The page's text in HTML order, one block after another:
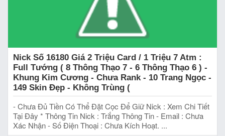
Nick Số 16180 Giá 2 Triệu Card / 1 Triệu 7 Atm :
Full Tướng ( 8 Thông Thạo 7 - 6 Thông Thạo 6 ) -
Khung Kim Cương - Chưa Rank - 10 Trang Ngọc -
149 Skin Đẹp - Không Trùng (
- Chưa Đủ Tiền Có Thể Đặt Cọc Để Giữ Nick : Xem Chi Tiết
Tại Đây * Thông Tin Nick : Trắng Thông Tin - Email : Chưa
Xác Nhận - Số Điện Thoại : Chưa Kích Hoạt. ...